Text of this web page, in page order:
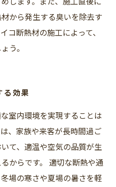
から発生する臭いを除去す
コ断熱材の施工によって、
う。
る効果
室内環境を実現することは
、家族や来客が長時間過ご
て、適温や空気の品質が生
からです。 適切な断熱や通
場の寒さや夏場の暑さを軽